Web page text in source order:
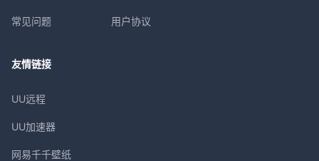
常见问题 用户协议
友情链接
UU远程
UU加速器
网易千千壁纸